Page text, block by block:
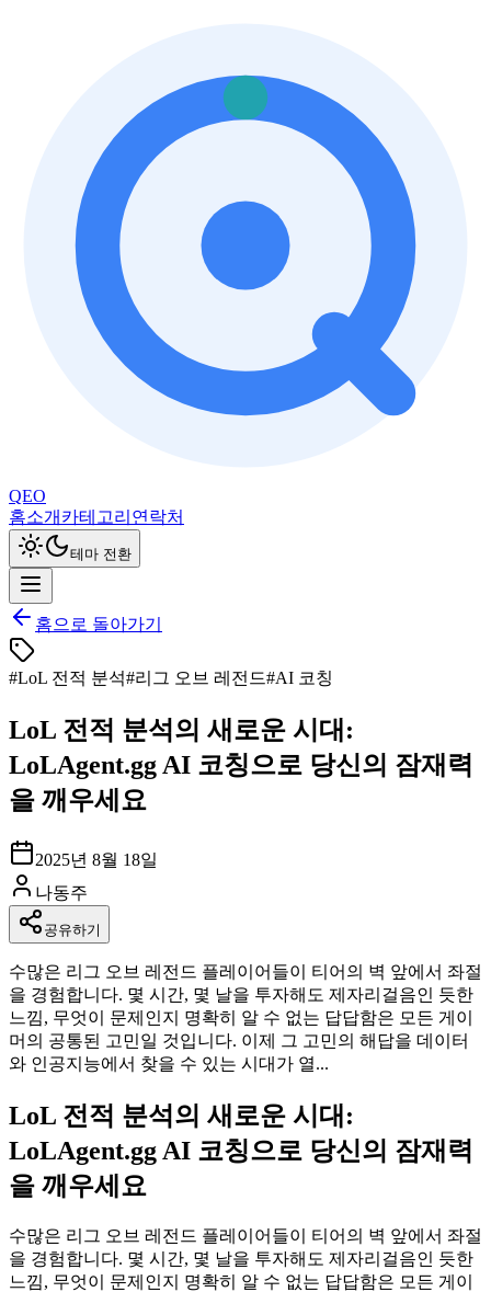
QEO
홈소개 카테고리 연락처
테마 전환
홈으로 돌아가기
#LoL 전적 분석#리그 오브 레전드#AI 코칭
LoL 전적 분석의 새로운 시대:
LoLAgent.gg AI 코칭으로 당신의 잠재력
을 깨우세요
2025년 8월 18일
나동주
공유하기
수많은 리그 오브 레전드 플레이어들이 티어의 벽 앞에서 좌절
을 경험합니다. 몇 시간, 몇 날을 투자해도 제자리걸음인 듯한
느낌, 무엇이 문제인지 명확히 알 수 없는 답답함은 모든 게이
머의 공통된 고민일 것입니다. 이제 그 고민의 해답을 데이터
와 인공지능에서 찾을 수 있는 시대가 열...
LoL 전적 분석의 새로운 시대:
LoLAgent.gg AI 코칭으로 당신의 잠재력
을 깨우세요
수많은 리그 오브 레전드 플레이어들이 티어의 벽 앞에서 좌절
을 경험합니다. 몇 시간, 몇 날을 투자해도 제자리걸음인 듯한
느낌, 무엇이 문제인지 명확히 알 수 없는 답답함은 모든 게이